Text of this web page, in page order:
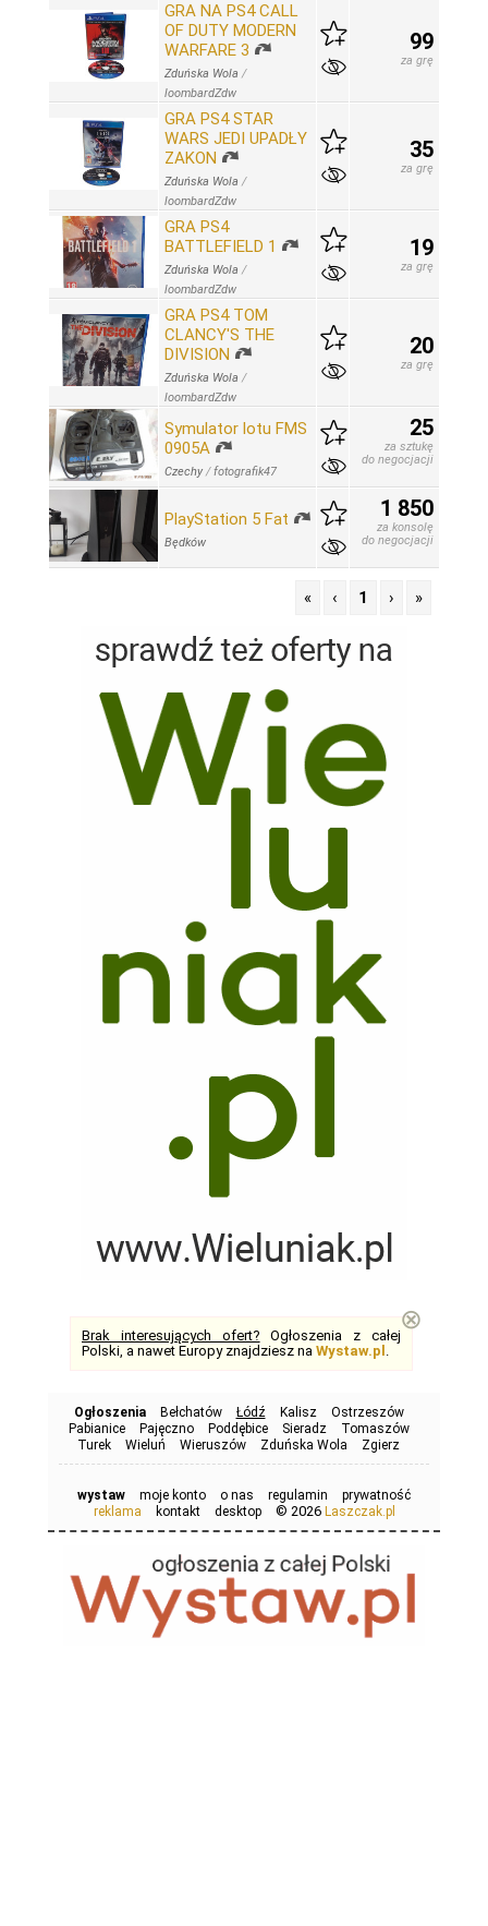
GRA NA PS4 CALL
OF DUTY MODERN
WARFARE 3
Zduńska Wola /
loombardZdw
99
za grę
GRA PS4 STAR
WARS JEDI UPADŁY
ZAKON
Zduńska Wola /
loombardZdw
35
za grę
GRA PS4
BATTLEFIELD 1
Zduńska Wola /
loombardZdw
19
za grę
GRA PS4 TOM
CLANCY'S THE
DIVISION
Zduńska Wola /
loombardZdw
20
za grę
Symulator lotu FMS
0905A
Czechy /fotografik47
25
za sztukę
do negocjacji
PlayStation 5 Fat
Będków
1 850
za konsolę
do negocjacji
« ‹ 1 › »
Brak interesujących ofert? Ogłoszenia z całej
Polski, a nawet Europy znajdziesz na Wystaw.pl .
⊗
Ogłoszenia Bełchatów Łódź Kalisz
Ostrzeszów
Pabianice
Pajęczno Poddębice Sieradz
Tomaszów
Turek
Wieluń Wieruszów Zduńska Wola Zgierz
wystaw moje konto o nas regulamin
prywatność
reklama
kontakt desktop © 2026 Laszczak.pl